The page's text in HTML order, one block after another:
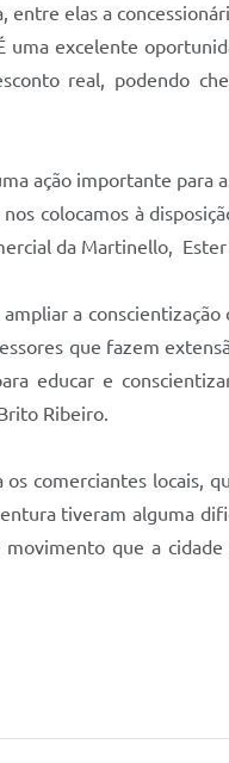
elas a
excelente
real, podendo
ação importante
colocamos à
da Martinello, Ester
a
que fazem
educar e
Ribeiro.
comerciantes locais,
tiveram alguma
que a